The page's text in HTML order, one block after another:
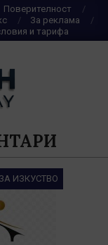
Поверителност
За реклама
и тарифа
ИЗКУСТВО